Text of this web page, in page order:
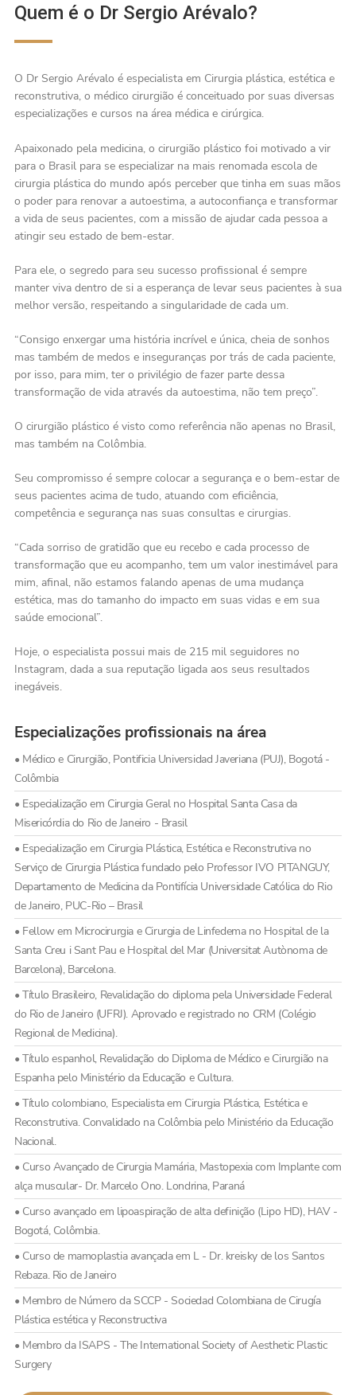
Quem é o Dr Sergio Arévalo?
O Dr Sergio Arévalo é especialista em Cirurgia plástica, estética e
reconstrutiva, o médico cirurgião é conceituado por suas diversas
especializações e cursos na área médica e cirúrgica.
Apaixonado pela medicina, o cirurgião plástico foi motivado a vir
para o Brasil para se especializar na mais renomada escola de
cirurgia plástica do mundo após perceber que tinha em suas mãos
o poder para renovar a autoestima, a autoconfiança e transformar
a vida de seus pacientes, com a missão de ajudar cada pessoa a
atingir seu estado de bem-estar.
Para ele, o segredo para seu sucesso profissional é sempre
manter viva dentro de si a esperança de levar seus pacientes à sua
melhor versão, respeitando a singularidade de cada um.
“Consigo enxergar uma história incrível e única, cheia de sonhos
mas também de medos e inseguranças por trás de cada paciente,
por isso, para mim, ter o privilégio de fazer parte dessa
transformação de vida através da autoestima, não tem preço”.
O cirurgião plástico é visto como referência não apenas no Brasil,
mas também na Colômbia.
Seu compromisso é sempre colocar a segurança e o bem-estar de
seus pacientes acima de tudo, atuando com eficiência,
competência e segurança nas suas consultas e cirurgias.
“Cada sorriso de gratidão que eu recebo e cada processo de
transformação que eu acompanho, tem um valor inestimável para
mim, afinal, não estamos falando apenas de uma mudança
estética, mas do tamanho do impacto em suas vidas e em sua
saúde emocional”.
Hoje, o especialista possui mais de 215 mil seguidores no
Instagram, dada a sua reputação ligada aos seus resultados
inegáveis.
Especializações profissionais na área
• Médico e Cirurgião, Pontificia Universidad Javeriana (PUJ), Bogotá -
Colômbia
• Especialização em Cirurgia Geral no Hospital Santa Casa da
Misericórdia do Rio de Janeiro - Brasil
• Especialização em Cirurgia Plástica, Estética e Reconstrutiva no
Serviço de Cirurgia Plástica fundado pelo Professor IVO PITANGUY,
Departamento de Medicina da Pontifícia Universidade Católica do Rio
de Janeiro, PUC-Rio – Brasil
• Fellow em Microcirurgia e Cirurgia de Linfedema no Hospital de la
Santa Creu i Sant Pau e Hospital del Mar (Universitat Autònoma de
Barcelona), Barcelona.
• Título Brasileiro, Revalidação do diploma pela Universidade Federal
do Rio de Janeiro (UFRJ). Aprovado e registrado no CRM (Colégio
Regional de Medicina).
• Título espanhol, Revalidação do Diploma de Médico e Cirurgião na
Espanha pelo Ministério da Educação e Cultura.
• Título colombiano, Especialista em Cirurgia Plástica, Estética e
Reconstrutiva. Convalidado na Colômbia pelo Ministério da Educação
Nacional.
• Curso Avançado de Cirurgia Mamária, Mastopexia com Implante com
alça muscular- Dr. Marcelo Ono. Londrina, Paraná
• Curso avançado em lipoaspiração de alta definição (Lipo HD), HAV -
Bogotá, Colômbia.
• Curso de mamoplastia avançada em L - Dr. kreisky de los Santos
Rebaza. Rio de Janeiro
• Membro de Número da SCCP - Sociedad Colombiana de Cirugía
Plástica estética y Reconstructiva
• Membro da ISAPS - The International Society of Aesthetic Plastic
Surgery